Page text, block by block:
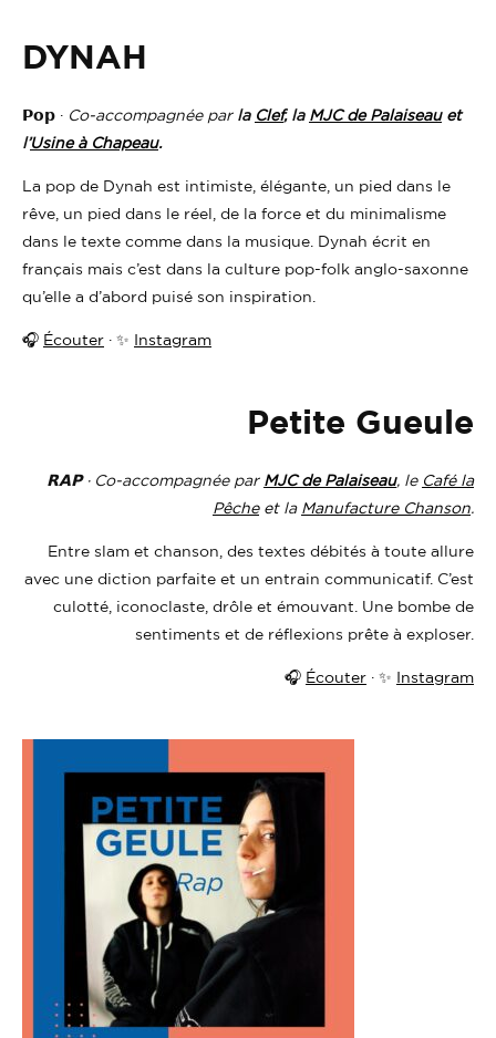
DYNAH
𝗣𝗼𝗽 · Co-accompagnée parla Clef, la MJC de Palaiseau et
l’Usine à Chapeau.
La pop de Dynah est intimiste, élégante, un pied dans le
rêve, un pied dans le réel, de la force et du minimalisme
dans le texte comme dans la musique. Dynah écrit en
français mais c’est dans la culture pop-folk anglo-saxonne
qu’elle a d’abord puisé son inspiration.
🎧 Écouter · ✨ Instagram
Petite Gueule
𝗥𝗔𝗣 · Co-accompagnée par MJC de Palaiseau, le Café la
Pêche et la Manufacture Chanson.
Entre slam et chanson, des textes débités à toute allure
avec une diction parfaite et un entrain communicatif. C’est
culotté, iconoclaste, drôle et émouvant. Une bombe de
sentiments et de réflexions prête à exploser.
🎧 Écouter · ✨ Instagram